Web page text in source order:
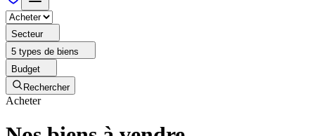
Secteur
5 types de biens
Budget
Rechercher
Acheter